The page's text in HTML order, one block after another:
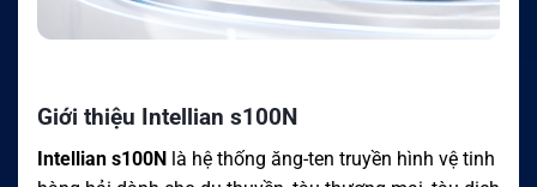
Giới thiệu Intellian s100N
Intellian s100N là hệ thống ăng-ten truyền hình vệ tinh